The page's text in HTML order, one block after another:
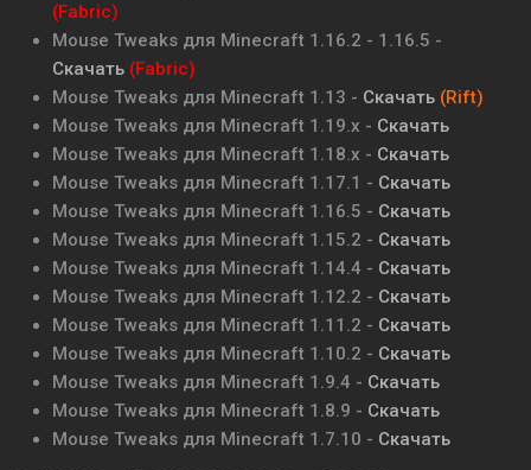
(Fabric)
Mouse Tweaks для Minecraft 1.16.2 - 1.16.5 -
Скачать (Fabric)
Mouse Tweaks для Minecraft 1.13 - Скачать (Rift)
Mouse Tweaks для Minecraft 1.19.x - Скачать
Mouse Tweaks для Minecraft 1.18.x - Скачать
Mouse Tweaks для Minecraft 1.17.1 - Скачать
Mouse Tweaks для Minecraft 1.16.5 - Скачать
Mouse Tweaks для Minecraft 1.15.2 - Скачать
Mouse Tweaks для Minecraft 1.14.4 - Скачать
Mouse Tweaks для Minecraft 1.12.2 - Скачать
Mouse Tweaks для Minecraft 1.11.2 - Скачать
Mouse Tweaks для Minecraft 1.10.2 - Скачать
Mouse Tweaks для Minecraft 1.9.4 - Скачать
Mouse Tweaks для Minecraft 1.8.9 - Скачать
Mouse Tweaks для Minecraft 1.7.10 - Скачать